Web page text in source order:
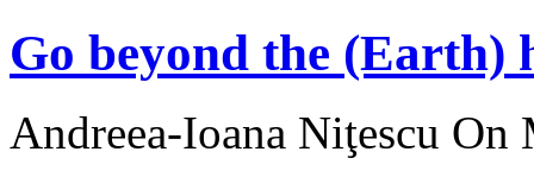
Go beyond the (Earth)
Andreea-Ioana Niţescu On